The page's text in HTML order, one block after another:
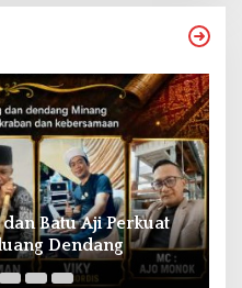
Batu Aji Perkuat
Dendang